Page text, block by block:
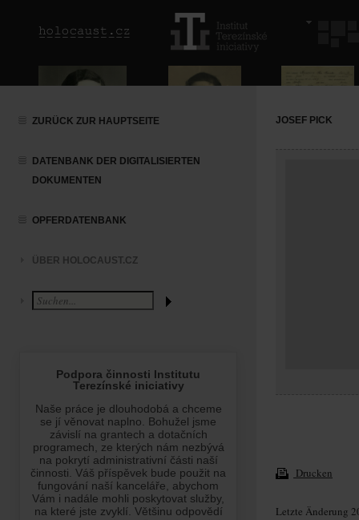
ZURÜCK ZUR HAUPTSEITE
DATENBANK DER DIGITALISIERTEN
DOKUMENTEN
OPFERDATENBANK
ÜBER HOLOCAUST.CZ
JOSEF PICK
Drucken
Letzte Änderung